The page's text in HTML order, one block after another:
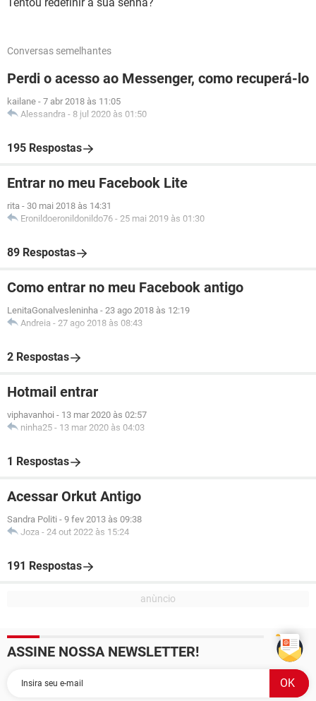
Conversas semelhantes
Perdi o acesso ao Messenger, como recuperá-lo
kailane - 7 abr 2018 às 11:05
Alessandra - 8 jul 2020 às 01:50
195 Respostas
Entrar no meu Facebook Lite
rita - 30 mai 2018 às 14:31
Eronildoeronildonildo76 - 25 mai 2019 às 01:30
89 Respostas
Como entrar no meu Facebook antigo
LenitaGonalvesleninha - 23 ago 2018 às 12:19
Andreia - 27 ago 2018 às 08:43
2 Respostas
Hotmail entrar
viphavanhoi - 13 mar 2020 às 02:57
ninha25 - 13 mar 2020 às 04:03
1 Respostas
Acessar Orkut Antigo
Sandra Politi - 9 fev 2013 às 09:38
Joza - 24 out 2022 às 15:24
191 Respostas
ASSINE NOSSA NEWSLETTER!